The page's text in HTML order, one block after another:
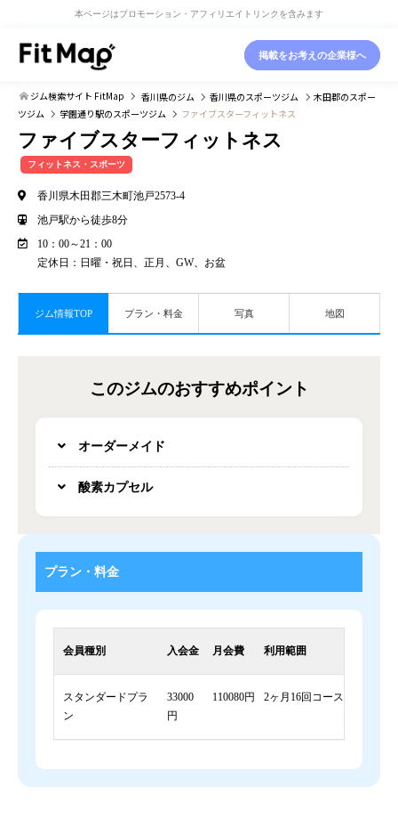
本ページはプロモーション・アフィリエイトリンクを含みます
掲載をお考えの企業様へ
ジム検索サイト FitMap 香川県のジム 香川県のスポーツジム 木田郡のスポー
ツジム
学園通り駅のスポーツジム ファイブスターフィットネス
ファイブスターフィットネス
フィットネス・スポーツ
香川県木田郡三木町池戸2573-4
池戸駅から徒歩8分
​10：00～21：00
定休日：日曜・祝日、正月、GW、お盆
ジム情報TOP プラン・料金 写真 地図
このジムのおすすめポイント
オーダーメイド
酸素カプセル
プラン・料金
会員種別 入会金 月会費 利用範囲
スタンダードプラ
ン
33000
円
110080円 2ヶ月16回コース